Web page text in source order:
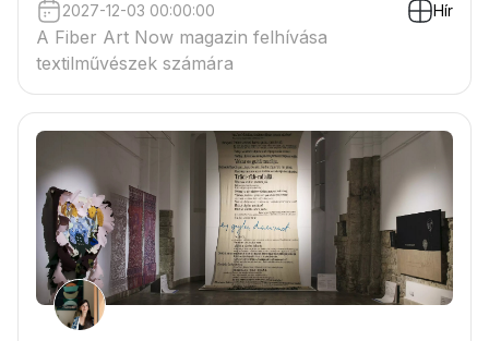
2027-12-03 00:00:00 Hír
A Fiber Art Now magazin felhívása
textilművészek számára